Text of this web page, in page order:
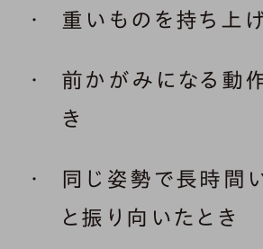
重いものを持ち上
前かがみになる動
き
同じ姿勢で長時間
と振り向いたとき